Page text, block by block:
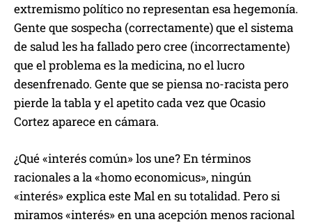
extremismo político no representan esa hegemonía.
Gente que sospecha (correctamente) que el sistema
de salud les ha fallado pero cree (incorrectamente)
que el problema es la medicina, no el lucro
desenfrenado. Gente que se piensa no-racista pero
pierde la tabla y el apetito cada vez que Ocasio
Cortez aparece en cámara.
¿Qué «interés común» los une? En términos
racionales a la «homo economicus», ningún
«interés» explica este Mal en su totalidad. Pero si
miramos «interés» en una acepción menos racional